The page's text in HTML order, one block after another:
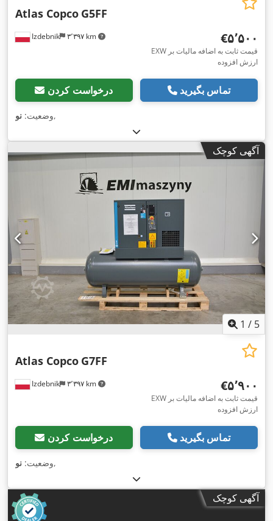
Izdebnik ۳٬۳۹۷ km
Atlas Copco G5FF
‎€۵٬۵۰۰
EXW قیمت ثابت به اضافه مالیات بر
ارزش افزوده
درخواست کردن تماس بگیرید
وضعیت: نو ,
آگهی کوچک
1 / 5
Izdebnik ۳٬۳۹۷ km
Atlas Copco G7FF
‎€۵٬۹۰۰
EXW قیمت ثابت به اضافه مالیات بر
ارزش افزوده
درخواست کردن تماس بگیرید
وضعیت: نو ,
آگهی کوچک